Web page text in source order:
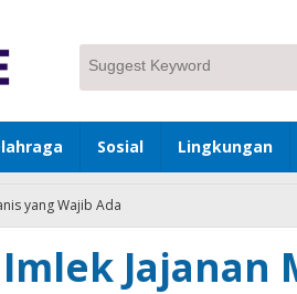
Sosial Lingkungan
yang Wajib Ada
Jajanan